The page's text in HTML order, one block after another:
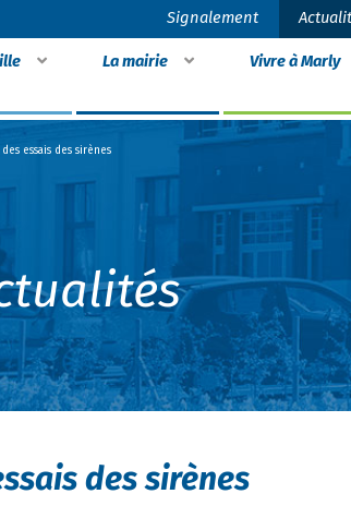
Signalement
La mairie Vivre à Marly
essais des sirènes
des sirènes